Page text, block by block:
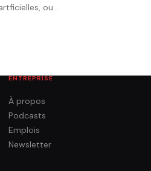
ou…
ENTREPRISE
À propos
Podcasts
Emplois
Newsletter